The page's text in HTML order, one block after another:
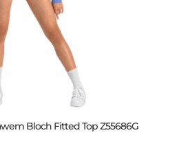
Bloch Fitted Top Z55686G